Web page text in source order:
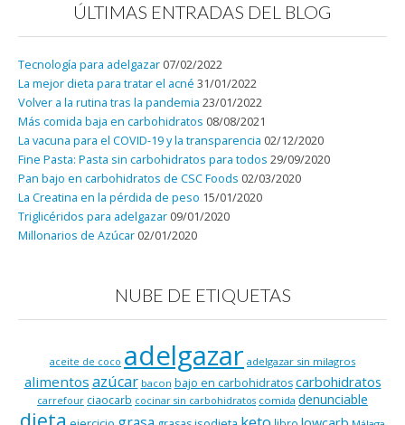
ÚLTIMAS ENTRADAS DEL BLOG
Tecnología para adelgazar 07/02/2022
La mejor dieta para tratar el acné 31/01/2022
Volver a la rutina tras la pandemia 23/01/2022
Más comida baja en carbohidratos 08/08/2021
La vacuna para el COVID-19 y la transparencia 02/12/2020
Fine Pasta: Pasta sin carbohidratos para todos 29/09/2020
Pan bajo en carbohidratos de CSC Foods 02/03/2020
La Creatina en la pérdida de peso 15/01/2020
Triglicéridos para adelgazar 09/01/2020
Millonarios de Azúcar 02/01/2020
NUBE DE ETIQUETAS
aceite de coco adelgazar adelgazar sin milagros
alimentos azúcar bacon bajo en carbohidratos carbohidratos
carrefour ciaocarb cocinar sin carbohidratos comida denunciable